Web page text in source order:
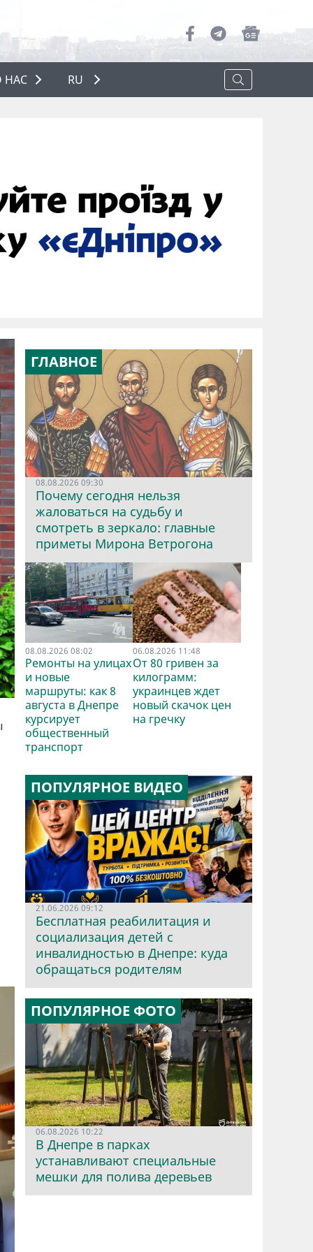
НАС
О НАС
RU
ГЛАВНОЕ
08.08.2026 09:30
Почему сегодня нельзя
жаловаться на судьбу и
смотреть в зеркало: главные
приметы Мирона Ветрогона
08.08.2026 08:02
Ремонты на улицах
и новые
маршруты: как 8
августа в Днепре
курсирует
общественный
транспорт
06.08.2026 11:48
От 80 гривен за
килограмм:
украинцев ждет
новый скачок цен
на гречку
ПОПУЛЯРНОЕ ВИДЕО
21.06.2026 09:12
Бесплатная реабилитация и
социализация детей с
инвалидностью в Днепре: куда
обращаться родителям
ПОПУЛЯРНОЕ ФОТО
06.08.2026 10:22
В Днепре в парках
устанавливают специальные
мешки для полива деревьев